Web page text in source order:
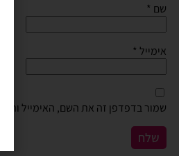
שם *
אימייל *
שמור בדפדפן זה את השם, האימייל